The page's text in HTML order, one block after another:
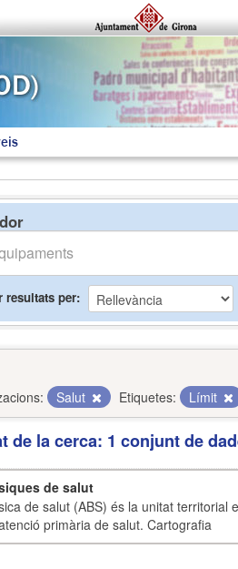
resultats per
Salut Etiquetes: Límit
de la cerca: 1 conjunt de
de salut
de salut (ABS) és la unitat
primària de salut. Cartografia